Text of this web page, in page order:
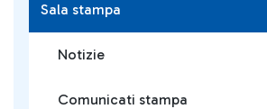
Sala stampa
Notizie
Comunicati stampa